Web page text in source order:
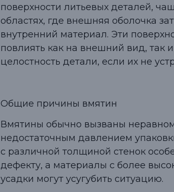
поверхности литьевых деталей,
областях, где внешняя оболочка
внутренний материал. Эти
повлиять как на внешний вид, так
целостность детали, если их не
Общие причины вмятин
Вмятины обычно вызваны
недостаточным давлением
с различной толщиной стенок
дефекту, а материалы с более
усадки могут усугубить ситуацию.